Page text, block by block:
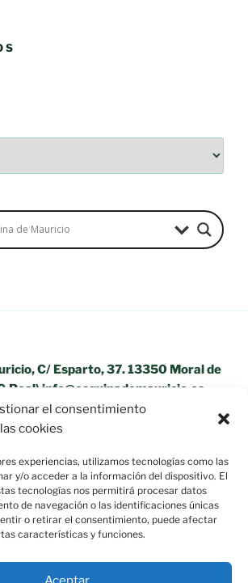
el consentimiento
cookies
experiencias, utilizamos tecnologías como las
y/o acceder a la información del dispositivo. El
tecnologías nos permitirá procesar datos
de navegación o las identificaciones únicas
o retirar el consentimiento, puede afectar
características y funciones.
C/ Esparto, 37. 13350 Moral de
info@esquinademauricio.es